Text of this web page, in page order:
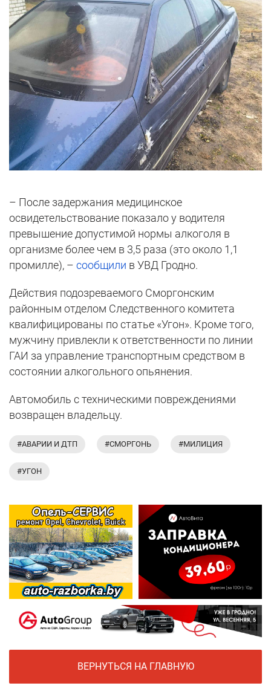
– После задержания медицинское
освидетельствование показало у водителя
превышение допустимой нормы алкоголя в
организме более чем в 3,5 раза (это около 1,1
промилле), – сообщили в УВД Гродно.
Действия подозреваемого Сморгонским
районным отделом Следственного комитета
квалифицированы по статье «Угон». Кроме того,
мужчину привлекли к ответственности по линии
ГАИ за управление транспортным средством в
состоянии алкогольного опьянения.
Автомобиль с техническими повреждениями
возвращен владельцу.
#АВАРИИ И ДТП #СМОРГОНЬ #МИЛИЦИЯ
#УГОН
ВЕРНУТЬСЯ НА ГЛАВНУЮ